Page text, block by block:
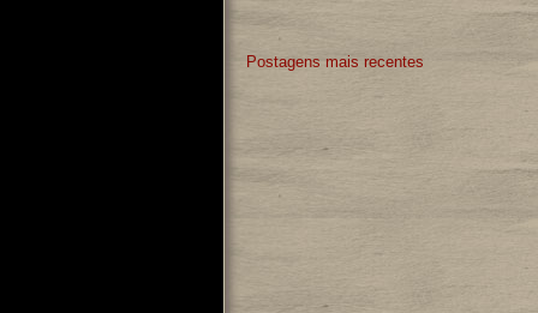
Postagens mais recentes